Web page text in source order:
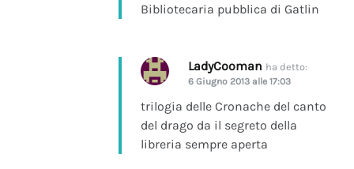
Bibliotecaria pubblica di Gatlin
LadyCooman ha detto:
6 Giugno 2013 alle 17:03
trilogia delle Cronache del canto
del drago da il segreto della
libreria sempre aperta